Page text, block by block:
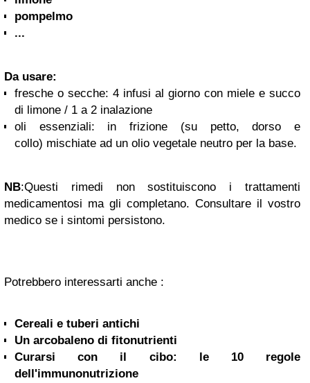
pompelmo
...
Da usare:
fresche o secche: 4 infusi al giorno con miele e succo
di limone / 1 a 2 inalazione
oli essenziali: in frizione (su petto, dorso e
collo) mischiate ad un olio vegetale neutro per la base.
NB:Questi rimedi non sostituiscono i trattamenti
medicamentosi ma gli completano. Consultare il vostro
medico se i sintomi persistono.
Potrebbero interessarti anche :
Cereali e tuberi antichi
Un arcobaleno di fitonutrienti
Curarsi con il cibo: le 10 regole
dell'immunonutrizione